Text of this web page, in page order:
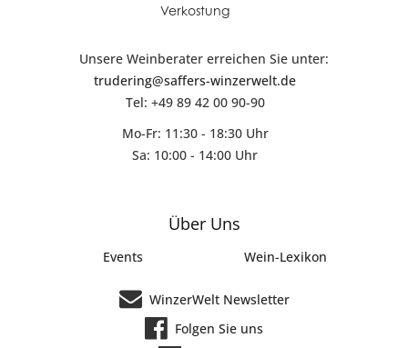
Verkostung
Unsere Weinberater erreichen Sie unter:
trudering@saffers-winzerwelt.de
Tel: +49 89 42 00 90-90
Mo-Fr: 11:30 - 18:30 Uhr
Sa: 10:00 - 14:00 Uhr
Über Uns
Events Wein-Lexikon
WinzerWelt Newsletter
Folgen Sie uns